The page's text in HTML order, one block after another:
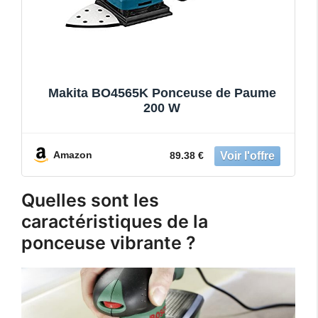
Makita BO4565K Ponceuse de Paume
200 W
Amazon 89.38 €
Quelles sont les
caractéristiques de la
ponceuse vibrante ?